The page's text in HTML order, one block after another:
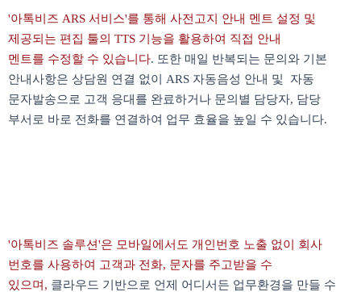
'아톡비즈 ARS 서비스'를 통해 사전고지 안내 멘트 설정 및
제공되는 편집 툴의 TTS 기능을 활용하여 직접 안내
멘트를 수정할 수 있습니다. 또한 매일 반복되는 문의와 기본
안내사항은 상담원 연결 없이 ARS 자동음성 안내 및 자동
문자발송으로 고객 응대를 완료하거나 문의별 담당자, 담당
부서로 바로 전화를 연결하여 업무 효율을 높일 수 있습니다.
'아톡비즈 솔루션'은 모바일에서도 개인번호 노출 없이 회사
번호를 사용하여 고객과 전화, 문자를 주고받을 수
있으며, 클라우드 기반으로 언제 어디서든 업무환경을 만들 수